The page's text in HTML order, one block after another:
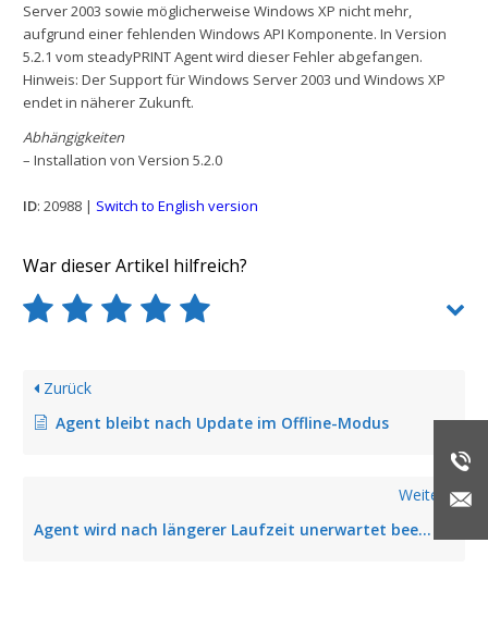
Server 2003 sowie möglicherweise Windows XP nicht mehr,
aufgrund einer fehlenden Windows API Komponente. In Version
5.2.1 vom steadyPRINT Agent wird dieser Fehler abgefangen.
Hinweis: Der Support für Windows Server 2003 und Windows XP
endet in näherer Zukunft.
Abhängigkeiten
– Installation von Version 5.2.0
ID: 20988 | Switch to English version
War dieser Artikel hilfreich?
Zurück
Agent bleibt nach Update im Offline-Modus
Weiter
Agent wird nach längerer Laufzeit unerwartet beendet (behoben in Version 5.2.1)